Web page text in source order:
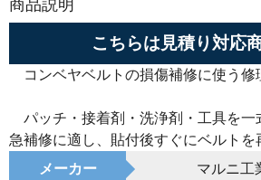
こちらは見積り対応
コンベヤベルトの損傷補修に使う修
パッチ・接着剤・洗浄剤・工具を一
急補修に適し、貼付後すぐにベルトを
メーカー
マルニ工